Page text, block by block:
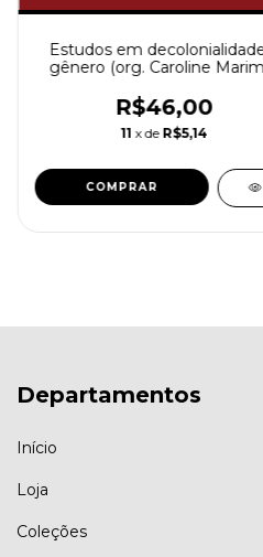
Estudos em
gênero (org. Caroline
R$46,00
11 x de R$5,14
Departamentos
Início
Loja
Coleções